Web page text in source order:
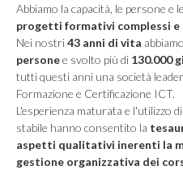
Abbiamo la capacità, le persone
progetti formativi complessi
Nei nostri43 anni di vita
personee svolto più di 130.000
tutti questi anni una società
Formazione e Certificazione ICT.
L'esperienza maturata e l'utilizzo
stabile hanno consentito la
aspetti qualitativi inerenti la
gestione organizzativa dei